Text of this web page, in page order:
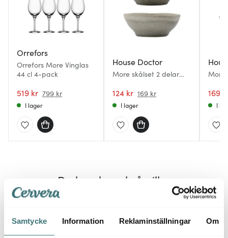
Samtycke Information Reklaminställningar Om
Orrefors
Orrefors More Vinglas
44 cl 4-pack
519 kr 799 kr
I lager
House Doctor
More skålset 2 delar
124 kr 169 kr
I lager
More
169
I
Du kanske också gillar
30% 29%